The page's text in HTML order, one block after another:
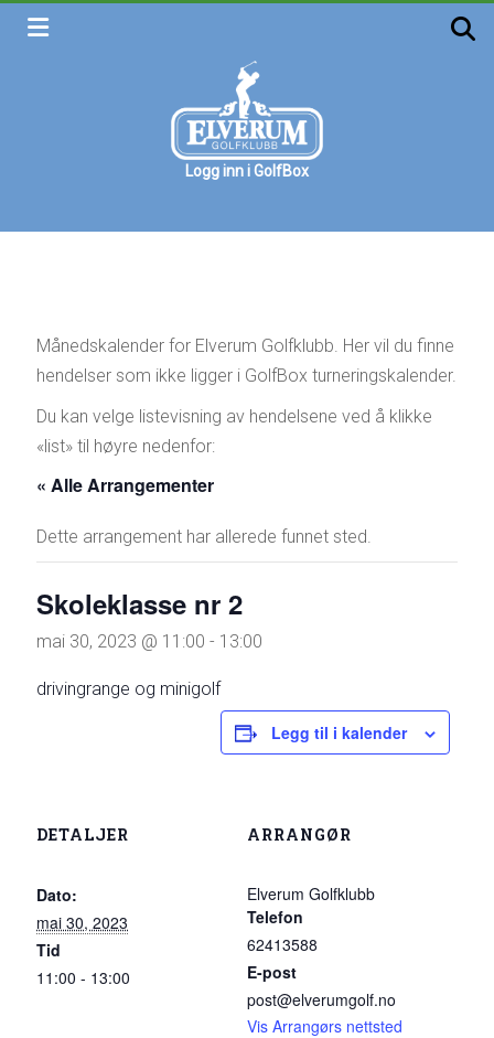
Skip
golfklubb
Logg inn i GolfBox
Månedskalender for Elverum Golfklubb. Her vil du finne
hendelser som ikke ligger i GolfBox turneringskalender.
Du kan velge listevisning av hendelsene ved å klikke
«list» til høyre nedenfor:
« Alle Arrangementer
Dette arrangement har allerede funnet sted.
Skoleklasse nr 2
mai 30, 2023 @ 11:00 - 13:00
drivingrange og minigolf
Legg til i kalender
DETALJER
Dato:
mai 30, 2023
Tid
11:00 - 13:00
ARRANGØR
Elverum Golfklubb
Telefon
62413588
E-post
post@elverumgolf.no
Vis Arrangørs nettsted